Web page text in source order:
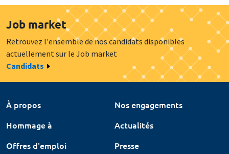
Job market
Retrouvez l'ensemble de nos candidats disponibles
actuellement sur le Job market
Candidats
À propos
Nos engagements
Hommage à
Actualités
Offres d'emploi
Presse